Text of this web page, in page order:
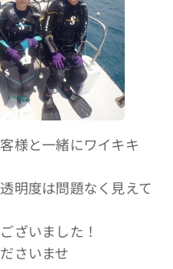
様と一緒にワイキキ
明度は問題なく見えて
ざいました！
さいませ🤙